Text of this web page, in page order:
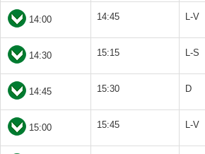
14:00 14:45 L-V
14:30 15:15 L-S
14:45 15:30 D
15:00 15:45 L-V